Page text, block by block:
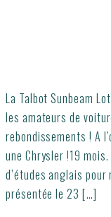
La Talbot Sunbeam
les amateurs de
rebondissements ! A
une Chrysler !19
d’études anglais
présentée le 23 […]